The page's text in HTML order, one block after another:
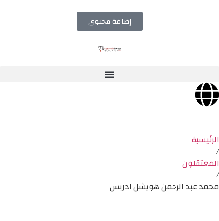
إضافة محتوى
الرئيسية
/
المعتقلون
/
محمد عبد الرحمن هويشل ادريس